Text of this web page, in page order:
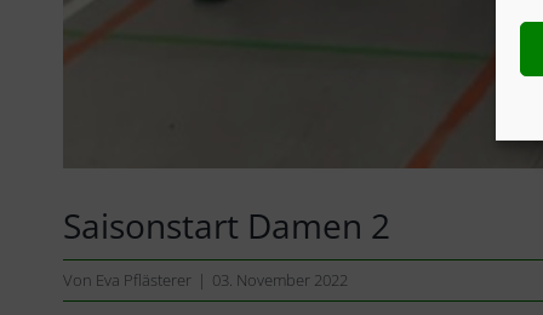
Saisonstart Damen 2
Von Eva Pflästerer | 03. November 2022